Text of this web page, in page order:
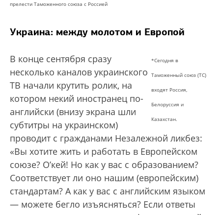
прелести Таможенного союза с Россией
Украина: между молотом и Европой
*Сегодня в
Таможенный союз (ТС)
входят Россия,
Белоруссия и
Казахстан.
В конце сентября сразу
несколько каналов украинского
ТВ начали крутить ролик, на
котором некий иностранец по-
английски (внизу экрана шли
субтитры на украинском)
проводит с гражданами Незалежной ликбез:
«Вы хотите жить и работать в Европейском
союзе? О’кей! Но как у вас с образованием?
Соответствует ли оно нашим (европейским)
стандартам? А как у вас с английским языком
— можете бегло изъясняться? Если ответы